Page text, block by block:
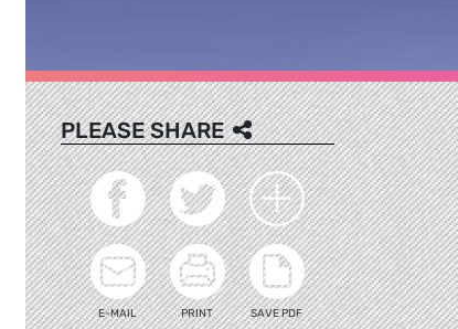
PLEASE SHARE
E-MAIL PRINT SAVE PDF